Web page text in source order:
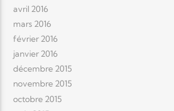
avril 2016
mars 2016
février 2016
janvier 2016
décembre 2015
novembre 2015
octobre 2015